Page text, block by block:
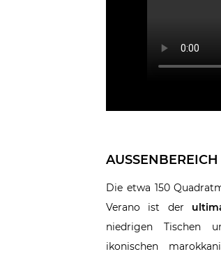
AUSSENBEREICH
Die etwa 150
Verano ist der
niedrigen Tischen
ikonischen